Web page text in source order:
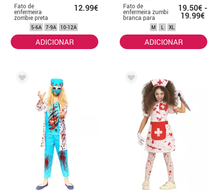
Fato de
enfermeira
zombie preta
para menina
12.99€
5-6A 7-9A 10-12A
ADICIONAR
Fato de
enfermeira zumbi
branca para
19.50€ -
19.99€
M L XL
ADICIONAR